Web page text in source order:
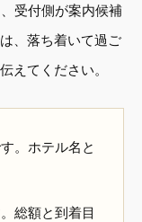
受付側が案内候補
、落ち着いて過ご
えてください。
。ホテル名と
総額と到着目